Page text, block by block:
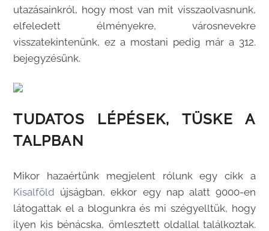
utazásainkról, hogy most van mit visszaolvasnunk,
elfeledett élményekre, városnevekre
visszatekintenünk, ez a mostani pedig már a 312.
bejegyzésünk.
TUDATOS LÉPÉSEK, TÜSKE A
TALPBAN
Mikor hazaértünk megjelent rólunk egy cikk a
Kisalföld újságban, ekkor egy nap alatt 9000-en
látogattak el a blogunkra és mi szégyelltük, hogy
ilyen kis bénácska, ömlesztett oldallal találkoztak.